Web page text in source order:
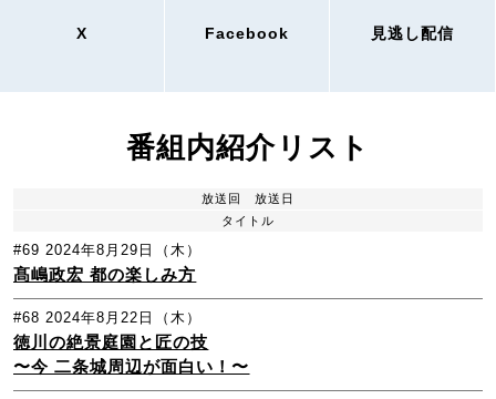
X Facebook 見逃し配信
番組内紹介リスト
放送回
放送日
タイトル
#69 2024年8月29日（木）
髙嶋政宏 都の楽しみ方
#68 2024年8月22日（木）
徳川の絶景庭園と匠の技
〜今 二条城周辺が面白い！〜